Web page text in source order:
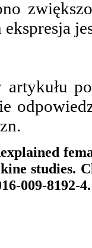
artykułu
studies.
009-8192-4.